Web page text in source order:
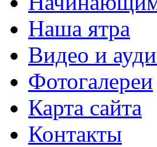
Наша ятра
Видео и
Фотогалереи
Карта сайта
Контакты